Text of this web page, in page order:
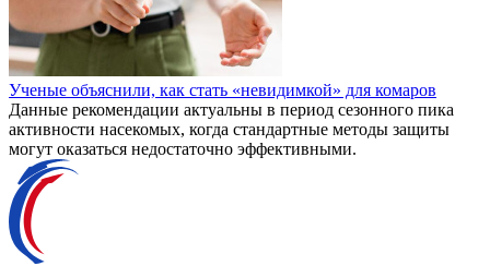
Ученые объяснили, как стать «невидимкой» для комаров
Данные рекомендации актуальны в период сезонного пика
активности насекомых, когда стандартные методы защиты
могут оказаться недостаточно эффективными.